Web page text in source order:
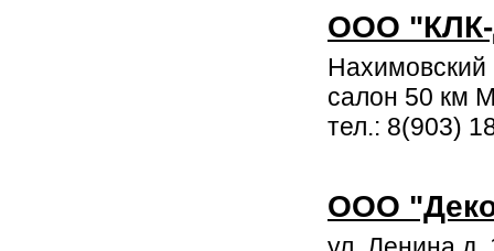
ООО
салон 50 км
тел.: 8(903)
ООО